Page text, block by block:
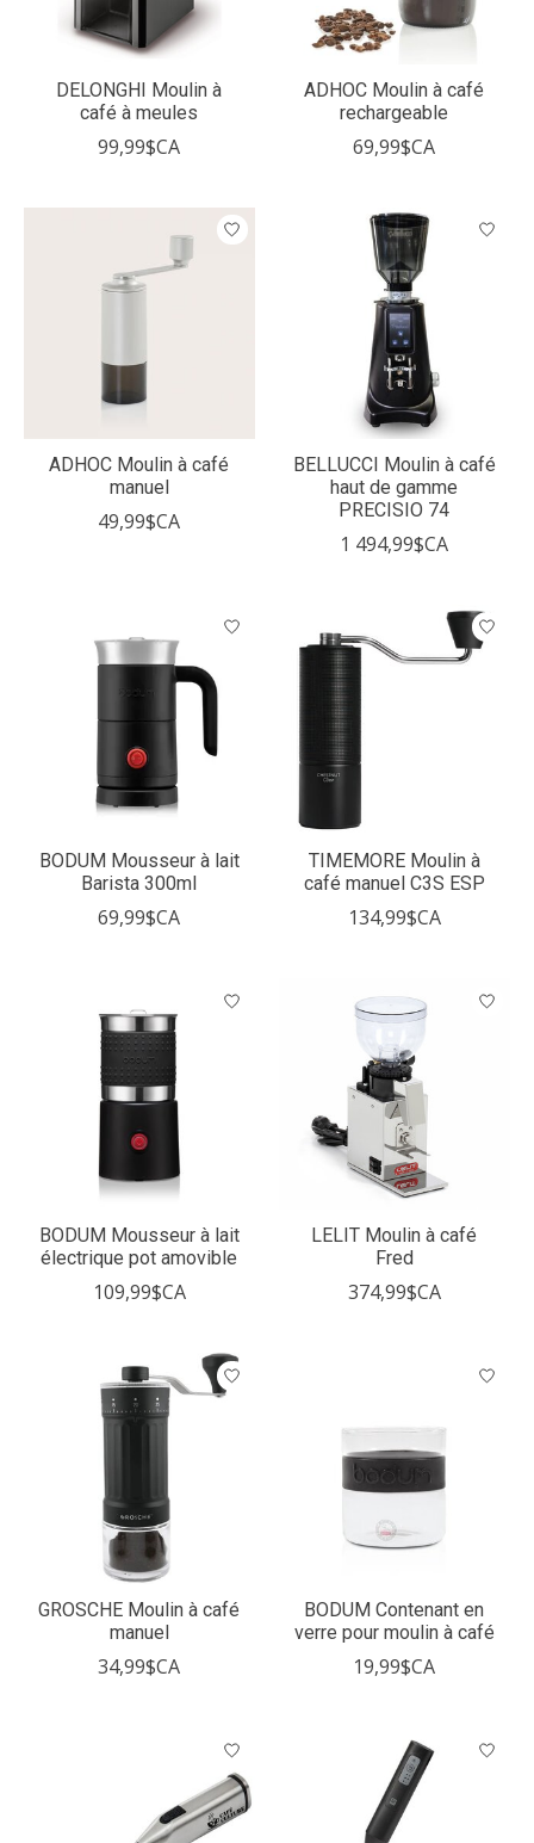
DELONGHI Moulin à
café à meules
99,99$CA
ADHOC Moulin à café
rechargeable
69,99$CA
ADHOC Moulin à café
manuel
49,99$CA
BELLUCCI Moulin à café
haut de gamme
PRECISIO 74
1 494,99$CA
BODUM Mousseur à lait
Barista 300ml
69,99$CA
TIMEMORE Moulin à
café manuel C3S ESP
134,99$CA
BODUM Mousseur à lait
électrique pot amovible
109,99$CA
LELIT Moulin à café
Fred
374,99$CA
GROSCHE Moulin à café
manuel
34,99$CA
BODUM Contenant en
verre pour moulin à café
19,99$CA